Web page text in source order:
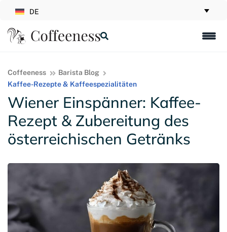
DE
Coffeeness
Barista Blog
Kaffee-Rezepte & Kaffeespezialitäten
Wiener Einspänner: Kaffee-
Rezept & Zubereitung des
österreichischen Getränks